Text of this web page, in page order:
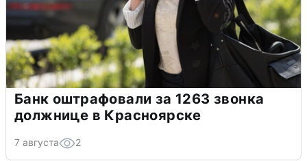
Банк оштрафовали за 1263 звонка
должнице в Красноярске
7 августа 2